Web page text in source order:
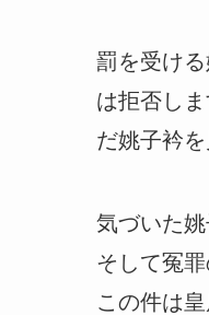
罰を受け
は拒否し
だ姚子衿
気づいた
そして冤
この件は